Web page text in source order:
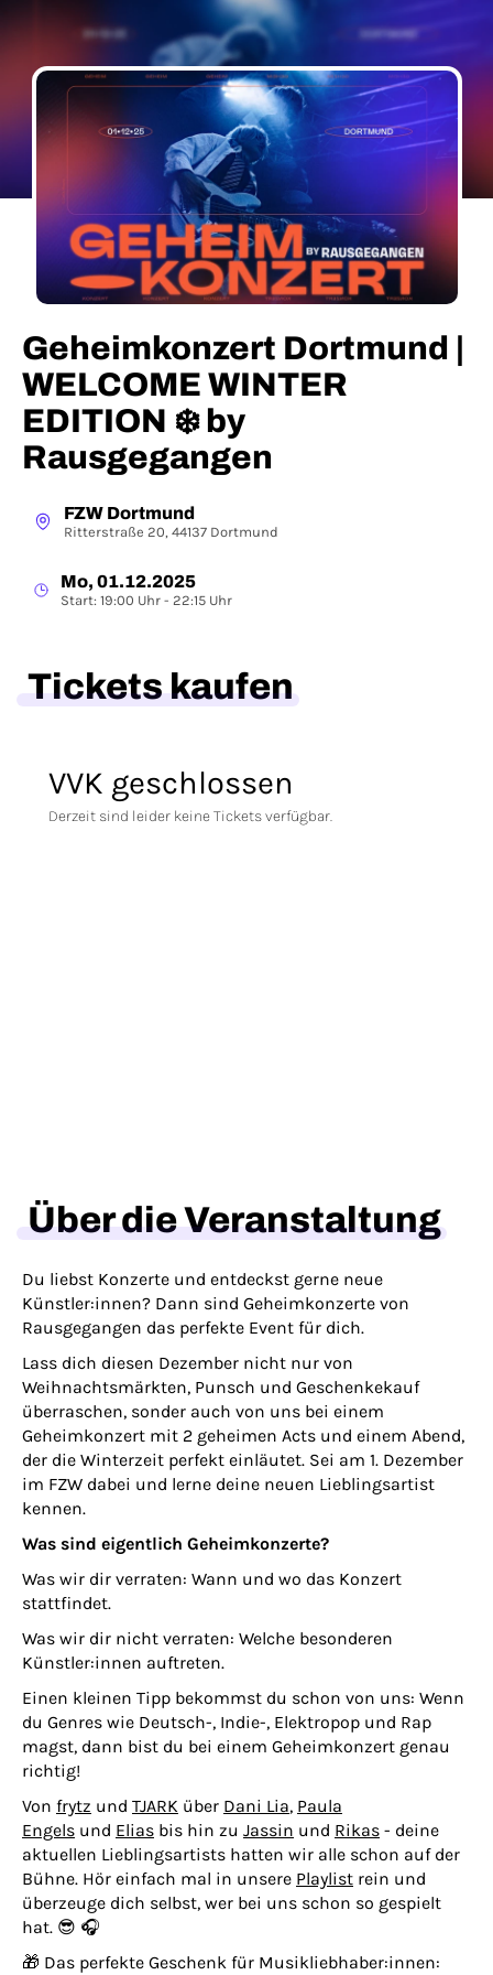
Geheimkonzert Dortmund |
WELCOME WINTER
EDITION ❄️ by
Rausgegangen
FZW Dortmund
Ritterstraße 20, 44137 Dortmund
Mo, 01.12.2025
Start: 19:00 Uhr - 22:15 Uhr
Tickets kaufen
VVK geschlossen
Derzeit sind leider keine Tickets verfügbar.
Über die Veranstaltung
Du liebst Konzerte und entdeckst gerne neue
Künstler:innen? Dann sind Geheimkonzerte von
Rausgegangen das perfekte Event für dich.
Lass dich diesen Dezember nicht nur von
Weihnachtsmärkten, Punsch und Geschenkekauf
überraschen, sonder auch von uns bei einem
Geheimkonzert mit 2 geheimen Acts und einem Abend,
der die Winterzeit perfekt einläutet. Sei am 1. Dezember
im FZW dabei und lerne deine neuen Lieblingsartist
kennen.
Was sind eigentlich Geheimkonzerte?
Was wir dir verraten: Wann und wo das Konzert
stattfindet.
Was wir dir nicht verraten: Welche besonderen
Künstler:innen auftreten.
Einen kleinen Tipp bekommst du schon von uns: Wenn
du Genres wie Deutsch-, Indie-, Elektropop und Rap
magst, dann bist du bei einem Geheimkonzert genau
richtig!
Von frytz und TJARK über Dani Lia, Paula
Engels und Elias bis hin zu Jassin und Rikas - deine
aktuellen Lieblingsartists hatten wir alle schon auf der
Bühne. Hör einfach mal in unsere Playlist rein und
überzeuge dich selbst, wer bei uns schon so gespielt
hat. 😎 🎧
🎁 Das perfekte Geschenk für Musikliebhaber:innen: